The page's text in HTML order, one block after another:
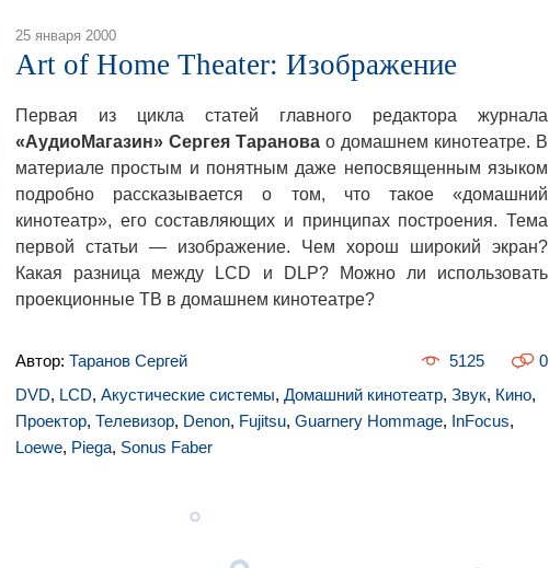
25 января 2000
Art of Home Theater: Изображение
Первая из цикла статей главного редактора журнала
«АудиоМагазин» Сергея Таранова о домашнем кинотеатре. В
материале простым и понятным даже непосвященным языком
подробно рассказывается о том, что такое «домашний
кинотеатр», его составляющих и принципах построения. Тема
первой статьи — изображение. Чем хорош широкий экран?
Какая разница между LCD и DLP? Можно ли использовать
проекционные ТВ в домашнем кинотеатре?
Автор: Таранов Сергей 0
5125
DVD, LCD, Акустические системы, Домашний кинотеатр, Звук, Кино,
Проектор, Телевизор, Denon, Fujitsu, Guarnery Hommage, InFocus,
Loewe, Piega, Sonus Faber